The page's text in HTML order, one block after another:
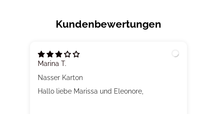
Kundenbewertungen
Marina T.
Nasser Karton
Hallo liebe Marissa und Eleonore,